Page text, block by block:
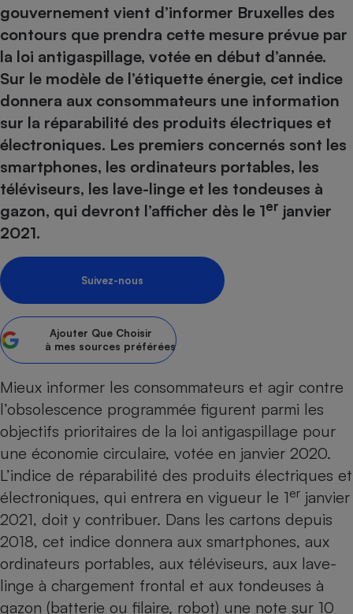
gouvernement vient d’informer Bruxelles des
contours que prendra cette mesure prévue par
la loi antigaspillage, votée en début d’année.
Sur le modèle de l’étiquette énergie, cet indice
donnera aux consommateurs une information
sur la réparabilité des produits électriques et
électroniques. Les premiers concernés sont les
smartphones, les ordinateurs portables, les
téléviseurs, les lave-linge et les tondeuses à
gazon, qui devront l’afficher dès le 1er janvier
2021.
Suivez-nous
Ajouter Que Choisir
à mes sources préférées
Mieux informer les consommateurs et agir contre
l’obsolescence programmée figurent parmi les
objectifs prioritaires de la loi antigaspillage pour
une économie circulaire, votée en janvier 2020.
L’indice de réparabilité des produits électriques et
électroniques, qui entrera en vigueur le 1er janvier
2021, doit y contribuer. Dans les cartons depuis
2018, cet indice donnera aux smartphones, aux
ordinateurs portables, aux téléviseurs, aux lave-
linge à chargement frontal et aux tondeuses à
gazon (batterie ou filaire, robot) une note sur 10
Sécurité - Hygiène
Supermarché - Drive
Complément
alimentaire
bouteille
Assurance
Banque - Crédit
Epargne - Fiscalité
Assurance emprunteur
Banque
Circulation routière
Contrôle technique -
Pièce détachée
Comparateur auto
Supermarché - Drive
Comparatif
Comparatif plaque à
Comparatif hotte
Comparatif climatiseur
Comparatif aspirateur
Comparatif aspirateur
Comparatif robot cuiseur
Comparatif centrale
Petit électroménager -
Lave-linge
Électricité - Gaz
Comparatif casque audio
Comparatif barre de son
Comparatif imprimante
Comparatif ordinateur
Comparatif ultrabook
Comparatif tablette
Image et son
Informatique
Crédit immobilier
Comparatif tondeuse
Comparatif poêle à
Comparatif radiateur
Aménagement
Bricolage - Jardinage
Produit d'entretien
Sécurité domestique
Matelas
Hygiène - Beauté
Maladie - Médecine -
Système de santé -
Mutuelle
Antimoustique
Maison de retraite
Choisir son fioul
Choisir son pellet
Comparateur assurance emprunteur
Energie Moins Chère Ensemble
Tous les comparateurs
Toutes les cartes interactives
Speedtest - Testez le débit de votre
connexion Internet